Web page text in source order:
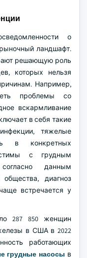
о
ландшафт.
решающую роль
которых нельзя
Например,
проблемы со
вскармливание
в себя такие
тяжелые
в конкретных
с грудным
данным
общества, диагноз
встречается у
287 850 женщин
в США в 2022
работающих
грудные насосы в